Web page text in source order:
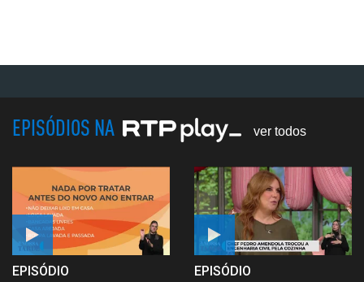
EPISÓDIOS NA ver todos
EPISÓDIO EPISÓDIO